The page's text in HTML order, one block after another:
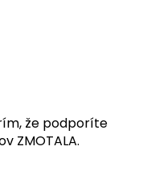
že podporíte
ZMOTALA.